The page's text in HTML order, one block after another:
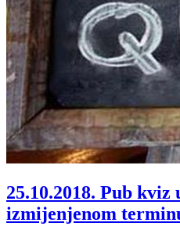
25.10.2018. Pub kviz
izmijenjenom